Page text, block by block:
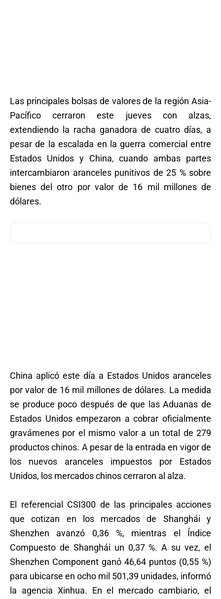
Las principales bolsas de valores de la región Asia-
Pacífico cerraron este jueves con alzas,
extendiendo la racha ganadora de cuatro días, a
pesar de la escalada en la guerra comercial entre
Estados Unidos y China, cuando ambas partes
intercambiaron aranceles punitivos de 25 % sobre
bienes del otro por valor de 16 mil millones de
dólares.
China aplicó este día a Estados Unidos aranceles
por valor de 16 mil millones de dólares. La medida
se produce poco después de que las Aduanas de
Estados Unidos empezaron a cobrar oficialmente
gravámenes por el mismo valor a un total de 279
productos chinos. A pesar de la entrada en vigor de
los nuevos aranceles impuestos por Estados
Unidos, los mercados chinos cerraron al alza.
El referencial CSI300 de las principales acciones
que cotizan en los mercados de Shanghái y
Shenzhen avanzó 0,36 %, mientras el Índice
Compuesto de Shanghái un 0,37 %. A su vez, el
Shenzhen Component ganó 46,64 puntos (0,55 %)
para ubicarse en ocho mil 501,39 unidades, informó
la agencia Xinhua. En el mercado cambiario, el